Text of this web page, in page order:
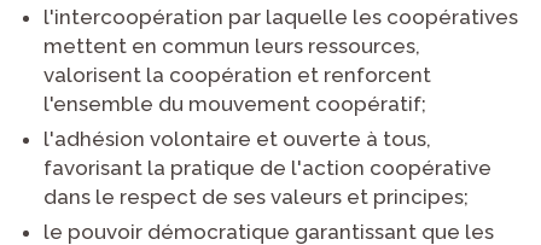
l'intercoopération par laquelle les coopératives
mettent en commun leurs ressources,
valorisent la coopération et renforcent
l'ensemble du mouvement coopératif;
l'adhésion volontaire et ouverte à tous,
favorisant la pratique de l'action coopérative
dans le respect de ses valeurs et principes;
le pouvoir démocratique garantissant que les